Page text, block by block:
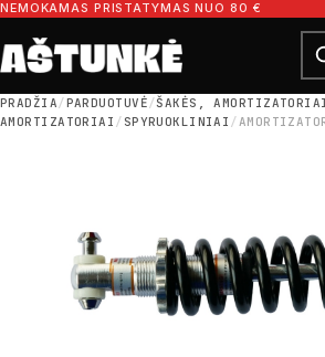
Pereiti prie turinio
NEMOKAMAS PRISTATYMAS NUO 80 €
Ieškoti dalių
Ieškoti
PRADŽIA/PARDUOTUVĖ/ŠAKĖS,
AMORTIZATORIAI / SPYRUOKLINIAI /